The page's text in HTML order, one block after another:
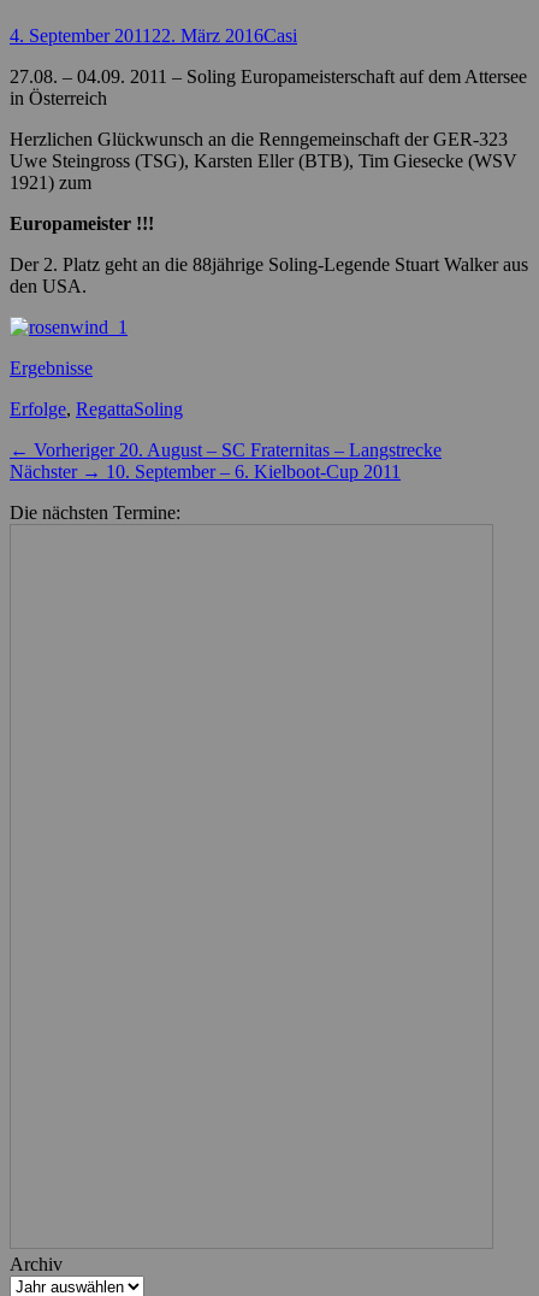
Posted
4. September 2011 22. März 2016Autor
Casi
27.08. – 04.09. 2011 – Soling Europameisterschaft auf dem Attersee
in Österreich
Herzlichen Glückwunsch an die Renngemeinschaft der GER-323
Uwe Steingross (TSG), Karsten Eller (BTB), Tim Giesecke (WSV
1921) zum
Europameister !!!
Der 2. Platz geht an die 88jährige Soling-Legende Stuart Walker aus
den USA.
Ergebnisse
Kategorien
Erfolge, RegattaSchlagworte
Soling
Beitragsnavigation
← Vorheriger Vorheriger
Beitrag:
20. August – SC Fraternitas – Langstrecke
Nächster → Nächster
10. September – 6. Kielboot-Cup 2011
Die nächsten Termine:
Archiv